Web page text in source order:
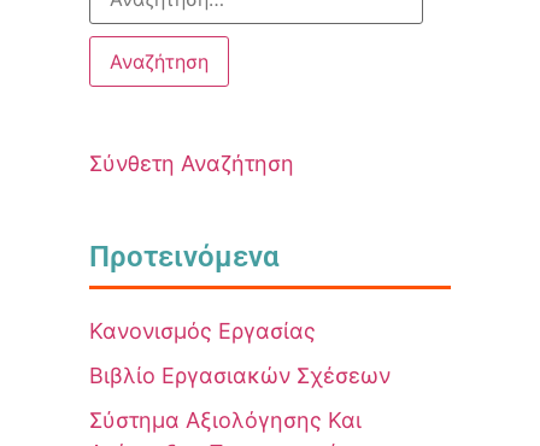
Σύνθετη Αναζήτηση
Προτεινόμενα
Κανονισμός Εργασίας
Βιβλίο Εργασιακών Σχέσεων
Σύστημα Αξιολόγησης Και